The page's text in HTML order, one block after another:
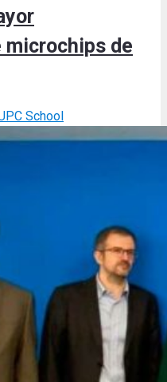
microchips de
School